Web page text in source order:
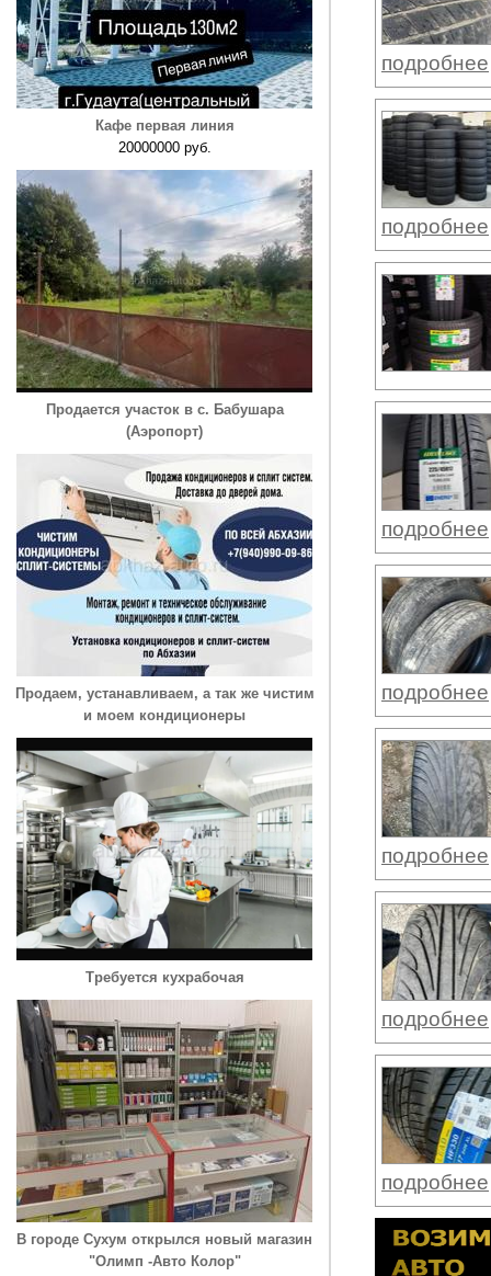
Кафе первая линия
20000000 руб.
Продается участок в с. Бабушара
(Аэропорт)
Продаем, устанавливаем, а так же чистим
и моем кондиционеры
Требуется кухрабочая
В городе Сухум открылся новый магазин
"Олимп -Авто Колор"
подробнее
подробнее
подробнее
подробнее
подробнее
подробнее
подробнее